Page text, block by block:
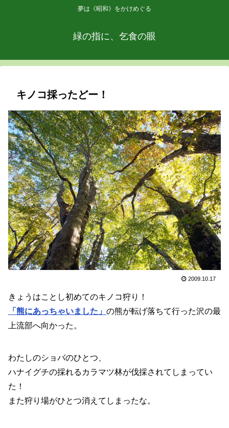
夢は《昭和》をかけめぐる
緑の指に、乞食の眼
キノコ採ったどー！
2009.10.17
きょうはことし初めてのキノコ狩り！
「熊にあっちゃいました」 の熊が転げ落ちて行った沢の最
上流部へ向かった。
わたしのショバのひとつ、
ハナイグチの採れるカラマツ林が伐採されてしまってい
た！
また狩り場がひとつ消えてしまったな。